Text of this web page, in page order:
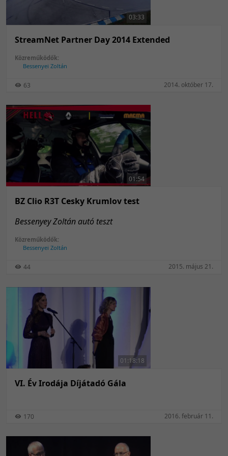
03:33
StreamNet Partner Day 2014 Extended
Közreműködők:
Bessenyei Zoltán
63 2014. október 17.
01:54
BZ Clio R3T Cesky Krumlov test
Bessenyey Zoltán autó teszt
Közreműködők:
Bessenyei Zoltán
44 2015. május 21.
01:18:18
VI. Év Irodája Díjátadó Gála
170 2016. február 11.